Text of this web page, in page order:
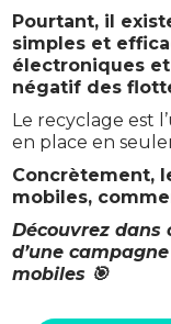
Pourtant, il
simples et
électroniques
négatif des
Le recyclage est
en place en
Concrètement,
mobiles,
Découvrez dans
d’une
mobiles 🎯